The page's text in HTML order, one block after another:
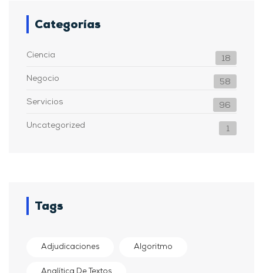
Categorías
Ciencia 18
Negocio 58
Servicios 96
Uncategorized 1
Tags
Adjudicaciones Algoritmo